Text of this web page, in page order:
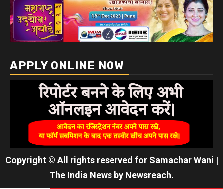
APPLY ONLINE NOW
Copyright © All rights reserved for Samachar Wani |
The India News by Newsreach.